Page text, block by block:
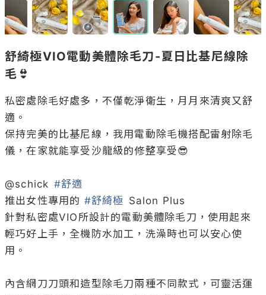
舒綺極VIO電動美體除毛刀-夏日比基尼線除
毛👙
私密處除毛好處多，不僅乾淨衛生，月月來清爽又舒
適。
保持完美的比基尼線，我用電動除毛機搭配雷射除毛
儀，在家就能享受沙龍級的修整享受😎
@schick #舒適
推出女性專用的 #舒綺極 Salon Plus
針對私密處VIO所設計的電動美體除毛刀，使用起來
輕巧好上手，全機防水加工，洗澡時也可以安心使
用。
內含網刀刀頭和造型除毛刀兩種不同款式，可靈活運